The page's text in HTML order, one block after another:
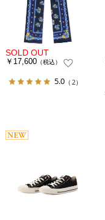
￥17,600 （税込）
5.0 （2）